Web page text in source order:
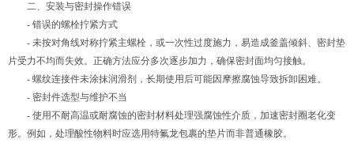
二、安装与密封操作错误
- 错误的螺栓拧紧方式
- 未按对角线对称拧紧主螺栓，或一次性过度施力，易造成釜盖倾斜、密封垫
片受力不均而失效。正确方法应分多次逐步加力，确保密封面均匀接触。
- 螺纹连接件未涂抹润滑剂，长期使用后可能因摩擦腐蚀导致拆卸困难。
- 密封件选型与维护不当
- 使用不耐高温或耐腐蚀的密封材料处理强腐蚀性介质，加速密封圈老化变
形。例如，处理酸性物料时应选用特氟龙包裹的垫片而非普通橡胶。